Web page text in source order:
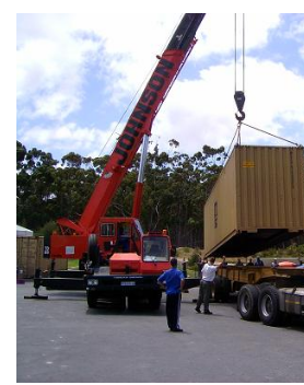
Das war 2011
Das war 2010
Das war 2009
eventpower World
Services + Locations
Projekte + Kunden
Historie + Gegenwart
Presse + Medien